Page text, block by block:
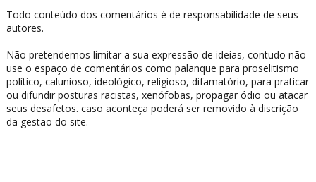
Todo conteúdo dos comentários é de responsabilidade de seus
autores.
Não pretendemos limitar a sua expressão de ideias, contudo não
use o espaço de comentários como palanque para proselitismo
político, calunioso, ideológico, religioso, difamatório, para praticar
ou difundir posturas racistas, xenófobas, propagar ódio ou atacar
seus desafetos. caso aconteça poderá ser removido à discrição
da gestão do site.